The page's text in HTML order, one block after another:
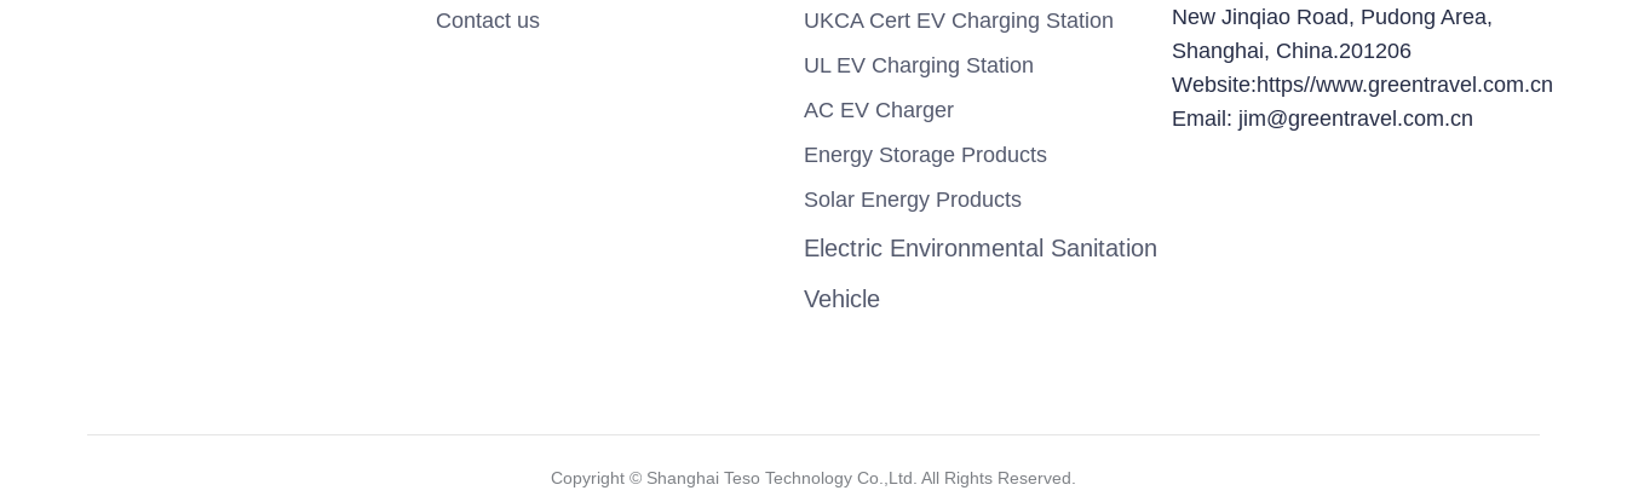
Contact us
UKCA Cert EV Charging Station
UL EV Charging Station
AC EV Charger
Energy Storage Products
Solar Energy Products
Electric Environmental Sanitation
Vehicle
New Jinqiao Road, Pudong Area,
Shanghai, China.201206
Website:https//www.greentravel.com.cn
Email: jim@greentravel.com.cn
Copyright ©️ Shanghai Teso Technology Co.,Ltd. All Rights Reserved.